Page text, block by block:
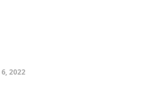
nos
2022